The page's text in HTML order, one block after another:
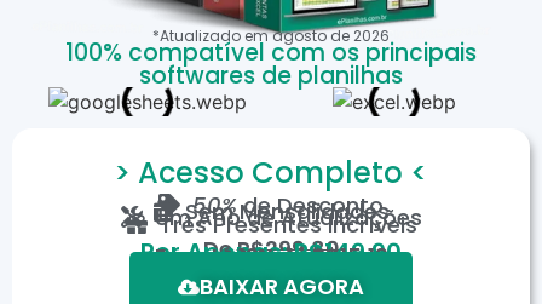
*Atualizado emagostode 2026
100% compatível com os principais
softwares de planilhas
> Acesso Completo <
50%de Desconto
Sem Mensalidades
Um Ano de Atualizações
Três Presentes Incríveis
DeR$299,80
Por Apenas: R$149,90
Em até 12X de R$15,19
*Oferta válida por tempo limitado.
BAIXAR AGORA